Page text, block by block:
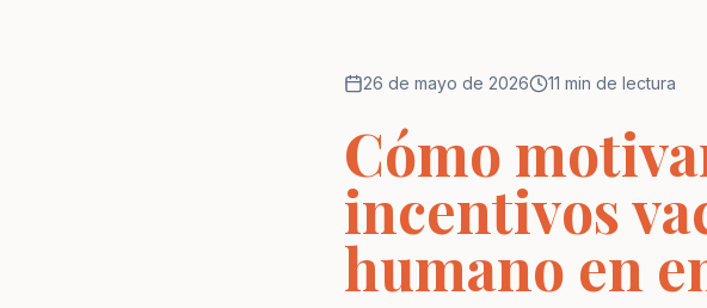
26 de mayo de 2026 11 min de lectura
Cómo
incentivos
humano en